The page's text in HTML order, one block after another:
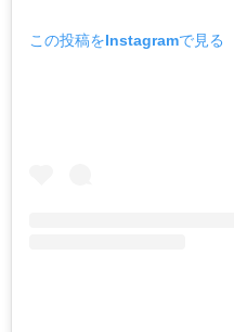
この投稿をInstagramで見る